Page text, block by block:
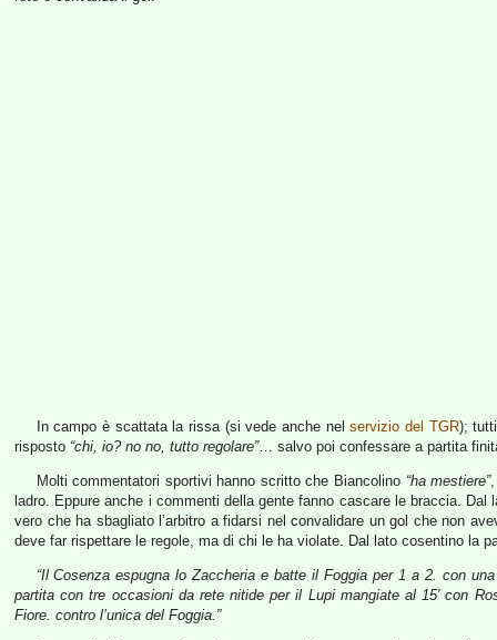
In campo è scattata la rissa (si vede anche nelservizio del TGR);
risposto “chi, io? no no, tutto regolare”… salvo poi confessare a partita
Molti commentatori sportivi hanno scritto che Biancolino “ha mestiere”
ladro. Eppure anche i commenti della gente fanno cascare le braccia.
vero che ha sbagliato l’arbitro a fidarsi nel convalidare un gol che non
deve far rispettare le regole, ma di chi le ha violate. Dal lato cosentino la
“Il Cosenza espugna lo Zaccheria e batte il Foggia per 1 a 2. con
partita con tre occasioni da rete nitide per il Lupi mangiate al 15′ con
Fiore. contro l’unica del Foggia.”